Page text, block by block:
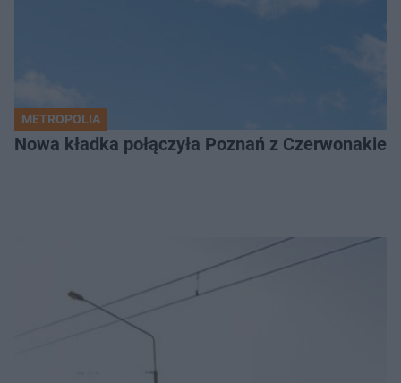
METROPOLIA
Nowa kładka połączyła Poznań z